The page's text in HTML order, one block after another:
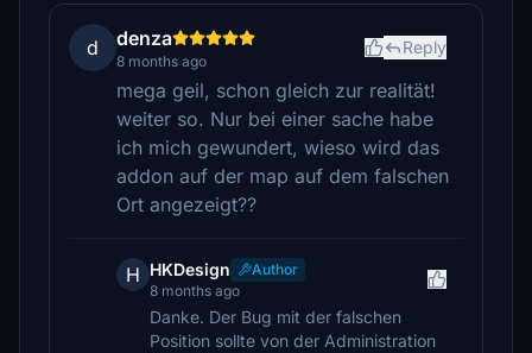
d denza
8 months ago
Reply
mega geil, schon gleich zur realität!
weiter so. Nur bei einer sache habe
ich mich gewundert, wieso wird das
addon auf der map auf dem falschen
Ort angezeigt??
H HKDesign
Author
8 months ago
Danke. Der Bug mit der falschen
Position sollte von der Administration